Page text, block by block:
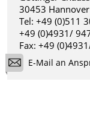
30453
Tel: +49 (0)511
+49 (0)4931/
Fax: +49
E-Mail an